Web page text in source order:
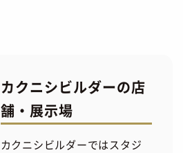
カクニシビルダーの店
舗・展示場
カクニシビルダーではスタジ